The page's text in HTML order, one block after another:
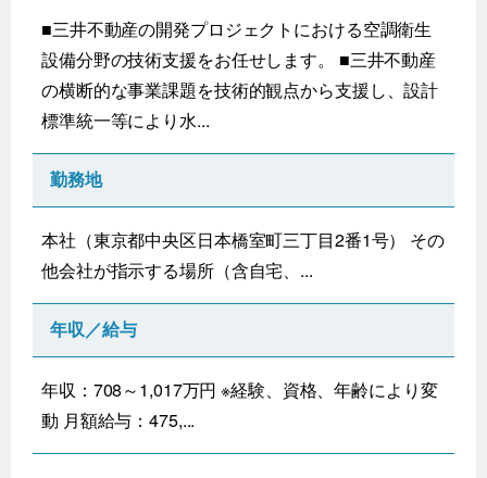
■三井不動産の開発プロジェクトにおける空調衛生
設備分野の技術支援をお任せします。 ■三井不動産
の横断的な事業課題を技術的観点から支援し、設計
標準統一等により水...
勤務地
本社（東京都中央区日本橋室町三丁目2番1号） その
他会社が指示する場所（含自宅、...
年収／給与
年収：708～1,017万円 ※経験、資格、年齢により変
動 月額給与：475,...